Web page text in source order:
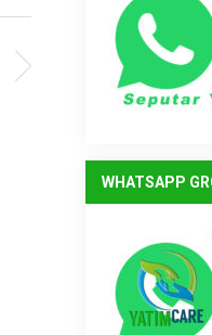
WHATSAPP